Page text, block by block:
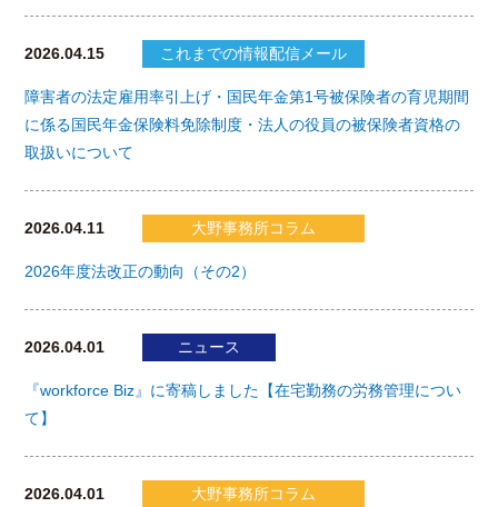
2026.04.15 これまでの情報配信メール
障害者の法定雇用率引上げ・国民年金第1号被保険者の育児期間
に係る国民年金保険料免除制度・法人の役員の被保険者資格の
取扱いについて
2026.04.11 大野事務所コラム
2026年度法改正の動向（その2）
2026.04.01 ニュース
『workforce Biz』に寄稿しました【在宅勤務の労務管理につい
て】
2026.04.01 大野事務所コラム